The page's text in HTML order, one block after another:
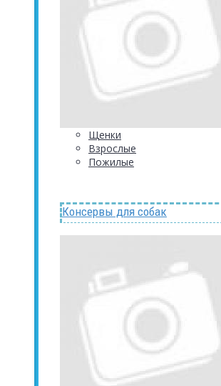
Щенки
Взрослые
Пожилые
Консервы для собак